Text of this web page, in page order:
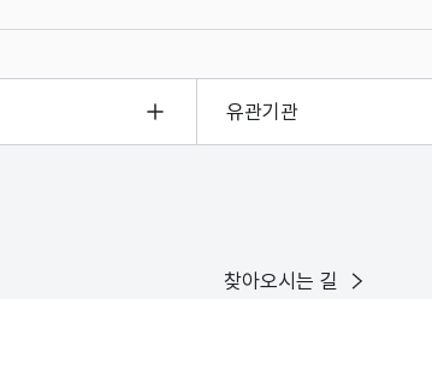
유관기관
찾아오시는 길